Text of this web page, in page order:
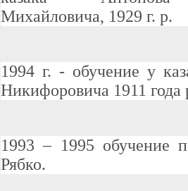
Михайловича, 1929 г. р.
1994 г. - обучение у
Никифоровича 1911 года
1993 – 1995 обучение
Рябко.